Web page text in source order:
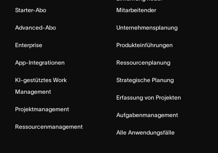
Starter-Abo
Advanced-Abo
Enterprise
App-Integrationen
KI-gestütztes Work
Management
Projektmanagement
Ressourcenmanagement
Mitarbeitender
Unternehmensplanung
Produkteinführungen
Ressourcenplanung
Strategische Planung
Erfassung von Projekten
Aufgabenmanagement
Alle Anwendungsfälle